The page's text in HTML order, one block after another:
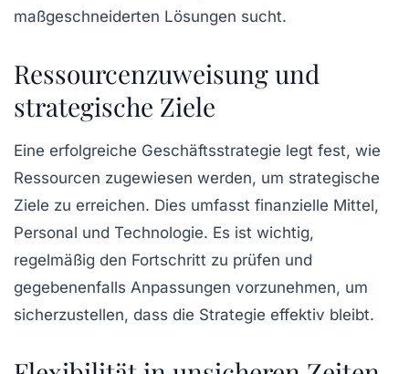
maßgeschneiderten Lösungen sucht.
Ressourcenzuweisung und
strategische Ziele
Eine erfolgreiche Geschäftsstrategie legt fest, wie
Ressourcen zugewiesen werden, um strategische
Ziele zu erreichen. Dies umfasst finanzielle Mittel,
Personal und Technologie. Es ist wichtig,
regelmäßig den Fortschritt zu prüfen und
gegebenenfalls Anpassungen vorzunehmen, um
sicherzustellen, dass die Strategie effektiv bleibt.